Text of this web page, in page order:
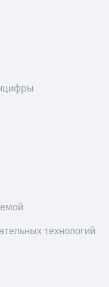
технологий